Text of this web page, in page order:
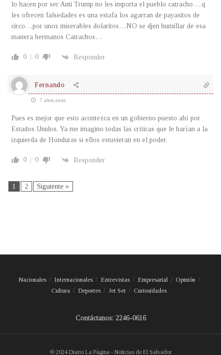
lo hacen por ser Anti Trump no les importa el pueblo catracho….q
les ofrecen falsedades es una estafa los agarran de payasitos de
circo…por unos miserables dolaritos…NO se djen humillar de esa
manera hermanos Catrachos…
0 0 Responder
Fernando
7 años atrás
Pues es mejor que esto acontezca en un gobierno puesto ahí por
Estados Unidos. Ya me imagino todas las críticas que le harían a la
izquierda de Honduras si ellos estuvieran en el poder.
0 0 Responder
1 2 Siguiente »
Nacionales Internacionales Entrevistas Empresarial
Opinión
Cultura
Deportes Jet Set Curiosidades
Contáctanos: 2246-0616
© 2024 Diario La Página - Noticias de El Salvador